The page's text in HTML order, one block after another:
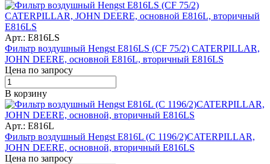
Арт.: E816LS
Фильтр воздушный Hengst E816LS (CF 75/2) CATERPILLAR,
JOHN DEERE, основной E816L, вторичный E816LS
Цена по запросу
В корзину
Арт.: E816L
Фильтр воздушный Hengst E816L (C 1196/2)CATERPILLAR,
JOHN DEERE, основной, вторичный E816LS
Цена по запросу